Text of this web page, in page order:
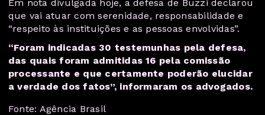
Em nota divulgada hoje, a defesa de Buzzi declarou
que vai atuar com serenidade, responsabilidade e
“respeito às instituições e as pessoas envolvidas”.
“Foram indicadas 30 testemunhas pela defesa,
das quais foram admitidas 16 pela comissão
processante e que certamente poderão elucidar
a verdade dos fatos”, informaram os advogados.
Fonte: Agência Brasil